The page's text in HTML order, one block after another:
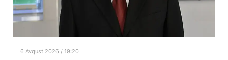
6 Avqust 2026 / 19:20